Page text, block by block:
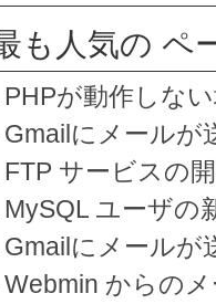
も人気の ペ
PHPが動作しな
Gmailにメールが
FTP サービスの
MySQL ユーザの
Gmailにメールが
Webmin からの